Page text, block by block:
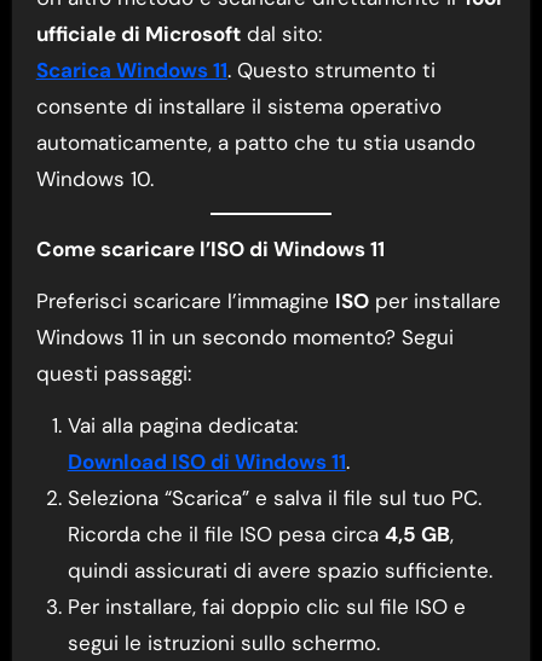
ufficiale di Microsoftdal sito:
Scarica Windows 11. Questo strumento ti
consente di installare il sistema operativo
automaticamente, a patto che tu stia usando
Windows 10.
Come scaricare l’ISO di Windows 11
Preferisci scaricare l’immagine ISOper installare
Windows 11 in un secondo momento? Segui
questi passaggi:
Vai alla pagina dedicata:
Download ISO di Windows 11.
Seleziona “Scarica” e salva il file sul tuo PC.
Ricorda che il file ISO pesa circa 4,5 GB,
quindi assicurati di avere spazio sufficiente.
Per installare, fai doppio clic sul file ISO e
segui le istruzioni sullo schermo.